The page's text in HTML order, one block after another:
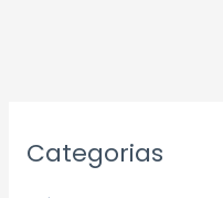
Categorias
r